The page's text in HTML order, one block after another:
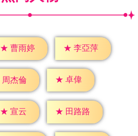
★ 曹雨婷 ★ 李亞萍
周杰倫 ★ 卓偉
★ 宣云 ★ 田路路